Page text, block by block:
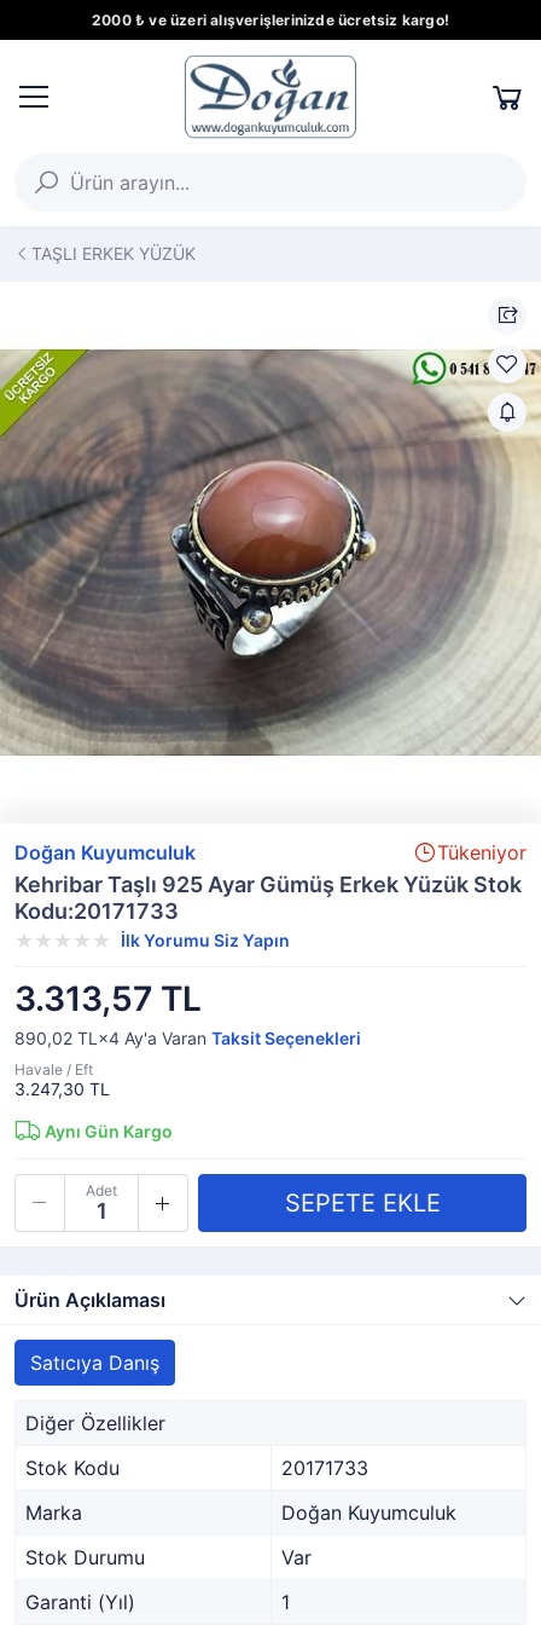
2000 ₺ ve üzeri alışverişlerinizde ücretsiz kargo!
TAŞLI ERKEK YÜZÜK
Doğan Kuyumculuk Tükeniyor
Kehribar Taşlı 925 Ayar Gümüş Erkek Yüzük Stok
Kodu:20171733
İlk Yorumu Siz Yapın
3.313,57 TL
890,02 TL×4 Ay'a Varan Taksit Seçenekleri
Havale / Eft
3.247,30 TL
Aynı Gün Kargo
Adet
Ürün Açıklaması
Satıcıya Danış
Diğer Özellikler
Stok Kodu
20171733
Marka
Doğan Kuyumculuk
Stok Durumu
Var
Garanti (Yıl)
1